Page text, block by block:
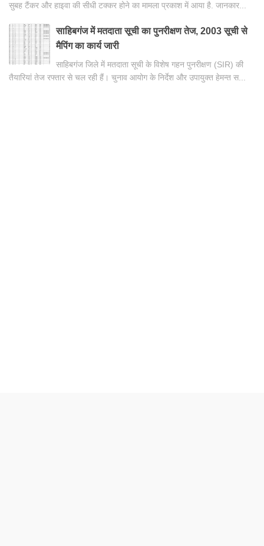
सुबह टैंकर और हाइवा की सीधी टक्कर होने का मामला प्रकाश में आया है. जानकार...
साहिबगंज में मतदाता सूची का पुनरीक्षण तेज, 2003 सूची से
मैपिंग का कार्य जारी
साहिबगंज जिले में मतदाता सूची के विशेष गहन पुनरीक्षण (SIR) की
तैयारियां तेज रफ्तार से चल रही हैं। चुनाव आयोग के निर्देश और उपायुक्त हेमन्त स...